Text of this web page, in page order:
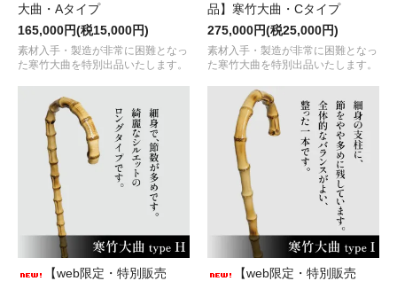
大曲・Aタイプ
165,000円(税15,000円)
素材入手・製造が非常に困難となっ
た寒竹大曲を特別出品いたします。
品】寒竹大曲・Cタイプ
275,000円(税25,000円)
素材入手・製造が非常に困難となっ
た寒竹大曲を特別出品いたします。
【web限定・特別販売
【web限定・特別販売